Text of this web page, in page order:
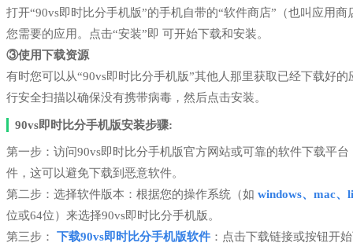
打开“90vs即时比分手机版”的手机自带的“软件商店”（也叫应用
您需要的应用。点击“安装”即 可开始下载和安装。
③使用下载资源
有时您可以从“90vs即时比分手机版”其他人那里获取已经下载好
行安全扫描以确保没有携带病毒，然后点击安装。
90vs即时比分手机版安装步骤:
第一步：访问90vs即时比分手机版官方网站或可靠的软件下载平
件，这可以避免下载到恶意软件。
第二步：选择软件版本：根据您的操作系统（如 windows、mac、
位或64位）来选择90vs即时比分手机版。
第三步： 下载90vs即时比分手机版软件 ：点击下载链接或按钮开